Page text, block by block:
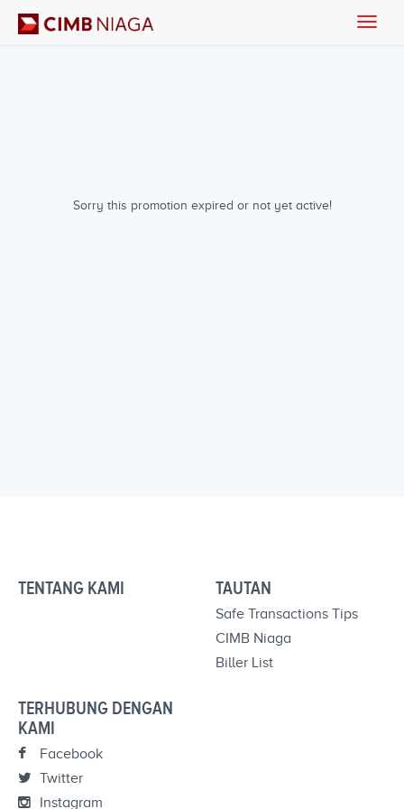
Sorry this promotion expired or not yet active!
Toggle
TENTANG KAMI TAUTAN
Safe Transactions Tips
CIMB Niaga
Biller List
TERHUBUNG DENGAN
KAMI
Facebook
Twitter
Instagram